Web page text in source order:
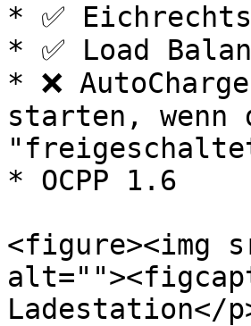
* ✅
* ✅ Load
* ❌
starten, wenn
* OCPP 1.6
<figure><img
Ladestation</